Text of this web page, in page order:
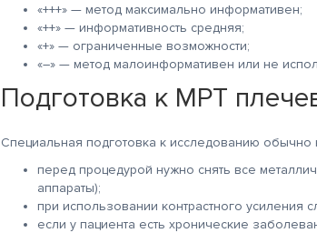
«+++» — метод максимально информативен;
«++» — информативность средняя;
«+» — ограниченные возможности;
«–» — метод малоинформативен или не
Подготовка к МРТ
Специальная подготовка к исследованию обычно
перед процедурой нужно снять все
аппараты);
при использовании контрастного усиления
если у пациента есть хронические